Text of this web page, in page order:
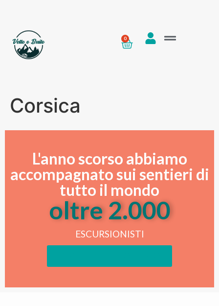
0
Corsica
L'anno scorso abbiamo
accompagnato sui sentieri di
tutto il mondo
ESCURSIONISTI
oltre 2.000